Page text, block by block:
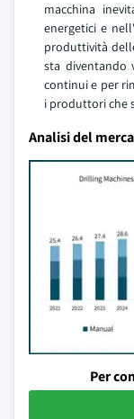
macchina
energetici e
produttività
sta diventando
continui e per
i produttori che
Analisi del
Per